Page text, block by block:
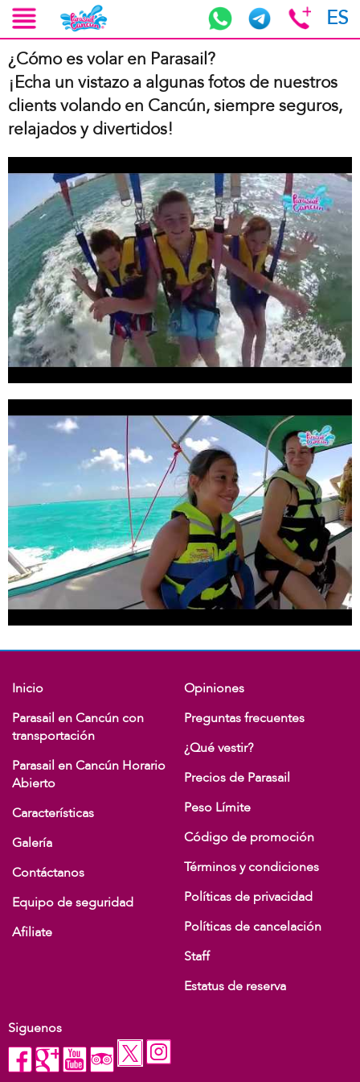
ES
¿Cómo es volar en Parasail?
¡Echa un vistazo a algunas fotos de nuestros
clients volando en Cancún, siempre seguros,
relajados y divertidos!
Inicio
Parasail en Cancún con
transportación
Parasail en Cancún Horario
Abierto
Características
Galería
Contáctanos
Equipo de seguridad
Afiliate
Opiniones
Preguntas frecuentes
¿Qué vestir?
Precios de Parasail
Peso Límite
Código de promoción
Términos y condiciones
Políticas de privacidad
Políticas de cancelación
Staff
Estatus de reserva
Siguenos